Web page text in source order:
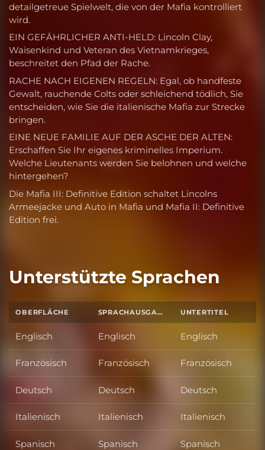
detailgetreue Spielwelt, die von der Mafia kontrolliert
wird.
EIN GEFÄHRLICHER ANTI-HELD: Lincoln Clay,
Waisenkind und Veteran des Vietnamkrieges,
beschreitet den Pfad der Rache.
RACHE NACH EIGENEN REGELN: Egal, ob handfeste
Gewalt, rauchende Colts oder schleichend tödlich, Sie
entscheiden, wie Sie die italienische Mafia zur Strecke
bringen.
EINE NEUE FAMILIE AUF DER ASCHE DER ALTEN:
Erschaffen Sie Ihr eigenes kriminelles Imperium.
Welche Lieutenants werden Sie belohnen und welche
hintergehen?
Die Mafia III: Definitive Edition schaltet Lincolns
Armeejacke und Auto in Mafia und Mafia II: Definitive
Edition frei.
Unterstützte Sprachen
OBERFLÄCHE SPRACHAUSGABE UNTERTITEL
Englisch Englisch Englisch
Französisch Französisch Französisch
Deutsch Deutsch Deutsch
Italienisch Italienisch Italienisch
Spanisch
Spanisch
Spanisch